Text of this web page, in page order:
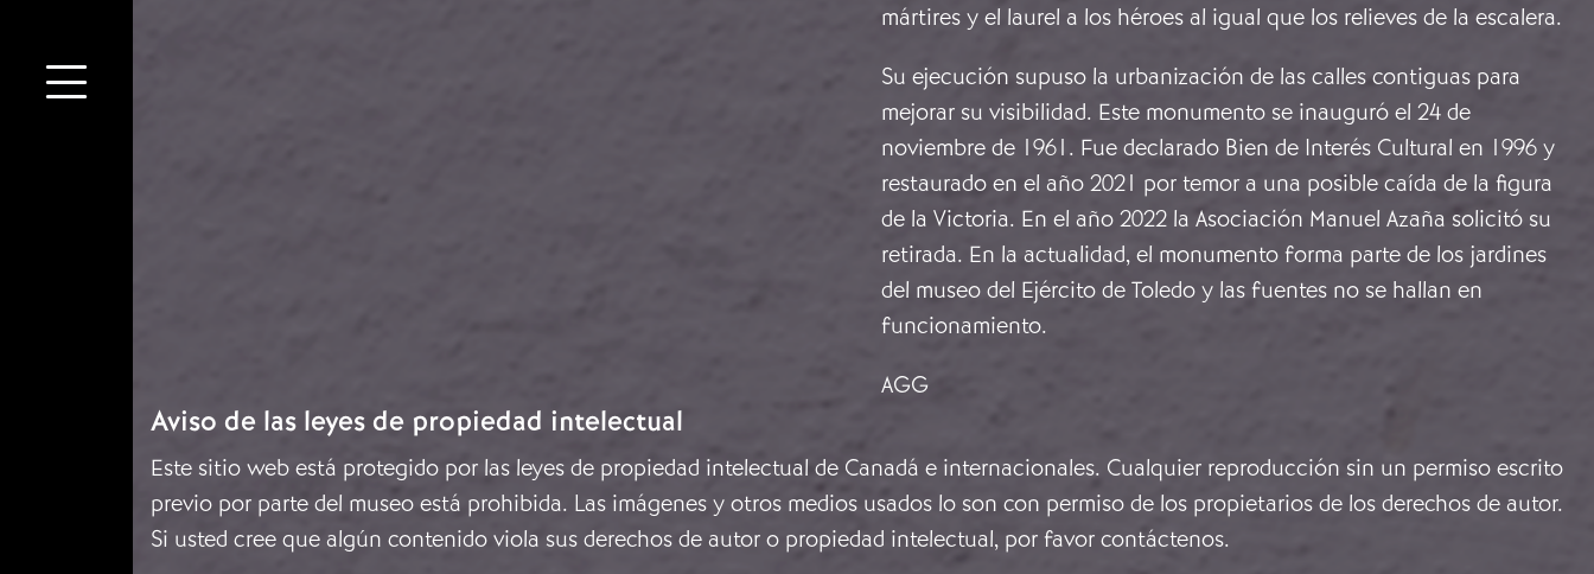
mártires y el laurel a los héroes al igual que los relieves de la escalera.
Su ejecución supuso la urbanización de las calles contiguas para
mejorar su visibilidad. Este monumento se inauguró el 24 de
noviembre de 1961. Fue declarado Bien de Interés Cultural en 1996 y
restaurado en el año 2021 por temor a una posible caída de la figura
de la Victoria. En el año 2022 la Asociación Manuel Azaña solicitó su
retirada. En la actualidad, el monumento forma parte de los jardines
del museo del Ejército de Toledo y las fuentes no se hallan en
funcionamiento.
AGG
Aviso de las leyes de propiedad intelectual
Este sitio web está protegido por las leyes de propiedad intelectual de Canadá e internacionales. Cualquier reproducción sin un permiso escrito
previo por parte del museo está prohibida. Las imágenes y otros medios usados lo son con permiso de los propietarios de los derechos de autor.
Si usted cree que algún contenido viola sus derechos de autor o propiedad intelectual, por favor contáctenos.